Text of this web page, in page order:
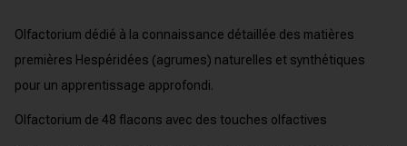
Olfactorium dédié à la connaissance détaillée des matières
premières Hespéridées (agrumes) naturelles et synthétiques
pour un apprentissage approfondi.
Olfactorium de 48 flacons avec des touches olfactives